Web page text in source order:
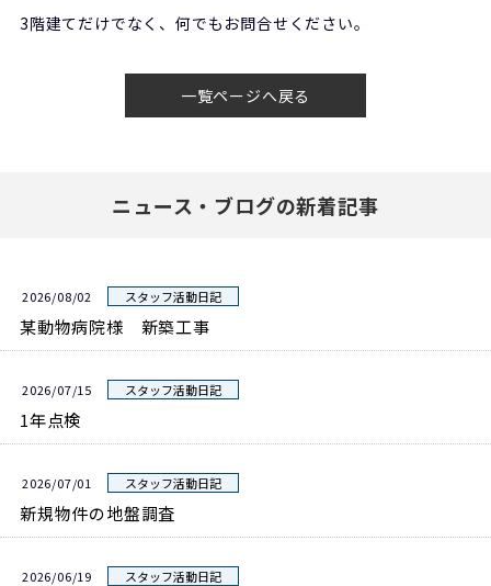
3階建てだけでなく、何でもお問合せください。
一覧ページへ戻る
ニュース・ブログの新着記事
2026/08/02 スタッフ活動日記
某動物病院様 新築工事
2026/07/15 スタッフ活動日記
1年点検
2026/07/01 スタッフ活動日記
新規物件の地盤調査
2026/06/19 スタッフ活動日記